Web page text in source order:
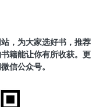
，为大家选好书，推荐
籍能让你有所收获。更
信公众号。